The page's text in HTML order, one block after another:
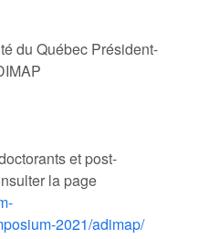
du Québec Président-
et post-
la page
2021/adimap/